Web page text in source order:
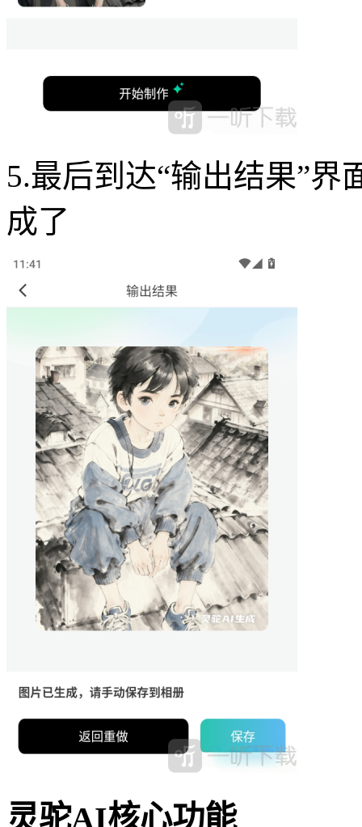
5.最后到达“输出结果”界
成了
灵驼AI核心功能